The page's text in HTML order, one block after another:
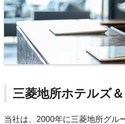
三菱地所ホテルズ
当社は、2000年に三菱地所グル